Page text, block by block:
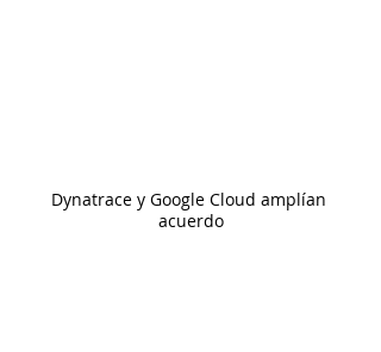
Dynatrace y Google Cloud amplían
acuerdo